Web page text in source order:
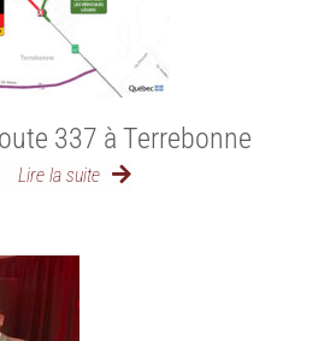
337 à Terrebonne
Lire la suite